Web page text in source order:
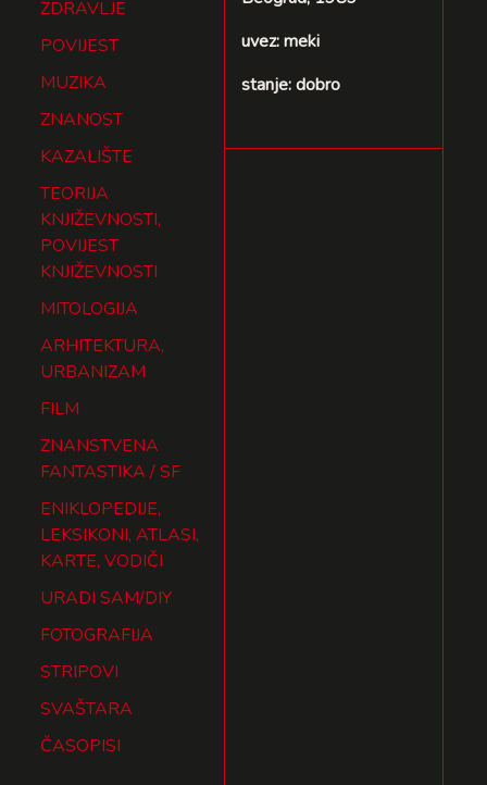
ZDRAVLJE
POVIJEST
MUZIKA
ZNANOST
KAZALIŠTE
TEORIJA
KNJIŽEVNOSTI,
POVIJEST
KNJIŽEVNOSTI
MITOLOGIJA
ARHITEKTURA,
URBANIZAM
FILM
ZNANSTVENA
FANTASTIKA / SF
ENIKLOPEDIJE,
LEKSIKONI, ATLASI,
KARTE, VODIČI
URADI SAM/DIY
FOTOGRAFIJA
STRIPOVI
SVAŠTARA
ČASOPISI
uvez: meki
stanje: dobro